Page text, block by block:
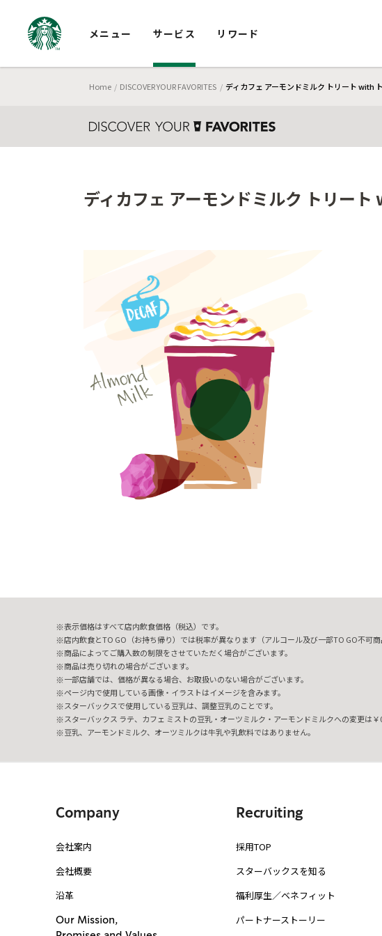
メニュー サービス リワード
Home DISCOVER YOUR FAVORITES ディカフェ アーモンドミルク トリート with
ディカフェ アーモンドミルク トリー
表示価格はすべて店内飲食価格（税込）です。
店内飲食とTO GO（お持ち帰り）では税率が異なります（アルコール及び一部TO GO不可商
商品によってご購入数の制限をさせていただく場合がございます。
商品は売り切れの場合がございます。
一部店舗では、価格が異なる場合、お取扱いのない場合がございます。
ページ内で使用している画像・イラストはイメージを含みます。
スターバックスで使用している豆乳は、調整豆乳のことです。
スターバックス ラテ、カフェ ミストの豆乳・オーツミルク・アーモンドミルクへの変更は￥0
豆乳、アーモンドミルク、オーツミルクは牛乳や乳飲料ではありません。
Company
会社案内
会社概要
沿革
Our Mission,
Recruiting
採用TOP
スターバックスを知る
福利厚生／ベネフィット
パートナーストーリー